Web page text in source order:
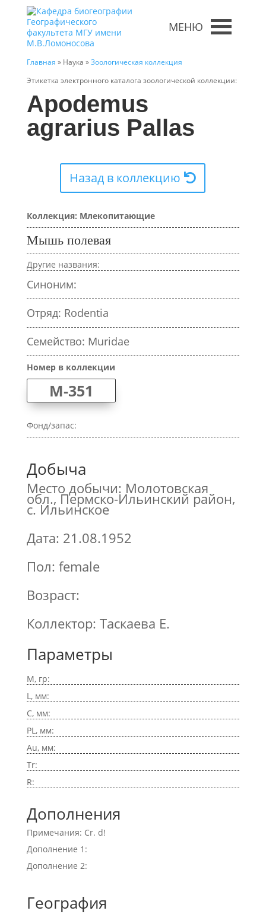
МЕНЮ
Главная » Наука »Зоологическая коллекция
Этикетка электронного каталога зоологической коллекции:
Apodemus
agrarius Pallas
Назад в коллекцию
Коллекция: Млекопитающие
Мышь полевая
Другие названия:
Синоним:
Отряд: Rodentia
Семейство: Muridae
Номер в коллекции
M-351
Фонд/запас:
Добыча
Место добычи: Молотовская
обл., Пермско-Ильинский район,
с. Ильинское
Дата: 21.08.1952
Пол: female
Возраст:
Коллектор: Таскаева Е.
Параметры
M, гр:
L, мм:
C, мм:
PL, мм:
Au, мм:
Tr:
R:
Дополнения
Примечания: Cr. d!
Дополнение 1:
Дополнение 2:
География